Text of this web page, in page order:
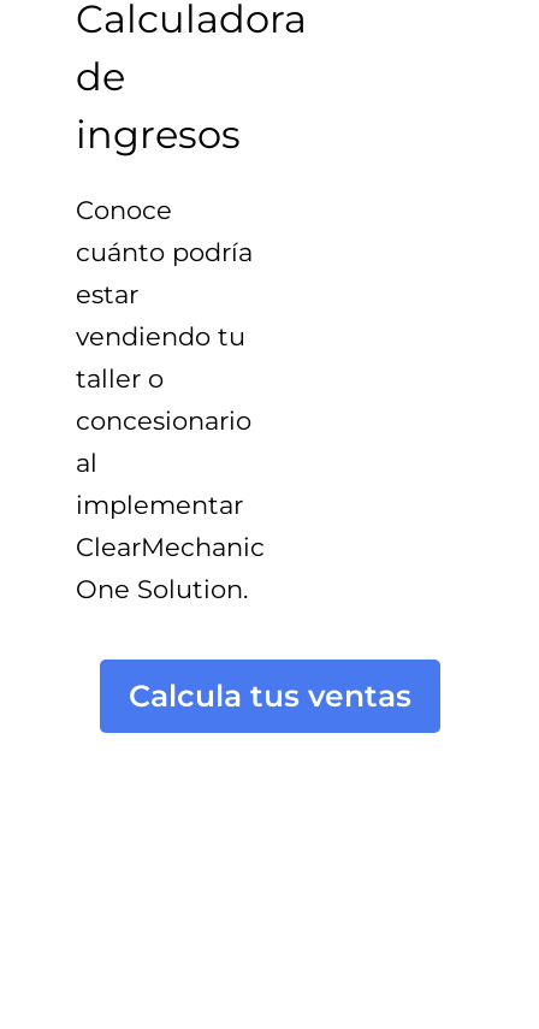
Calculadora
de
ingresos
Conoce
cuánto podría
estar
vendiendo tu
taller o
concesionario
al
implementar
ClearMechanic
One Solution.
Calcula tus ventas